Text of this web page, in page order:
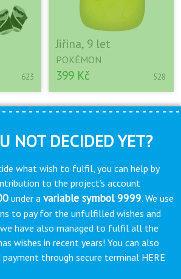
623
Jiřina, 9 let
POKÉMON
399 Kč 528
NOT DECIDED YET?
what wish to fulfil, you can help by
to the project’s account
under a variable symbol 9999. We use
to pay for the unfulfilled wishes and
have also managed to fulfil all the
wishes in recent years! You can also
through secure terminal HERE